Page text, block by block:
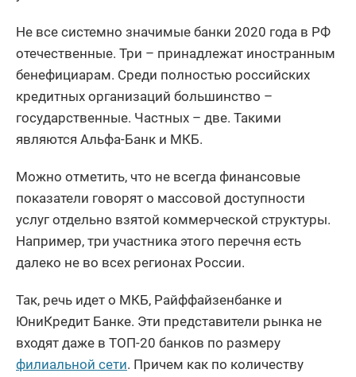
Не все системно значимые банки 2020 года в РФ
отечественные. Три – принадлежат иностранным
бенефициарам. Среди полностью российских
кредитных организаций большинство –
государственные. Частных – две. Такими
являются Альфа-Банк и МКБ.
Можно отметить, что не всегда финансовые
показатели говорят о массовой доступности
услуг отдельно взятой коммерческой структуры.
Например, три участника этого перечня есть
далеко не во всех регионах России.
Так, речь идет о МКБ, Райффайзенбанке и
ЮниКредит Банке. Эти представители рынка не
входят даже в ТОП-20 банков по размеру
филиальной сети. Причем как по количеству